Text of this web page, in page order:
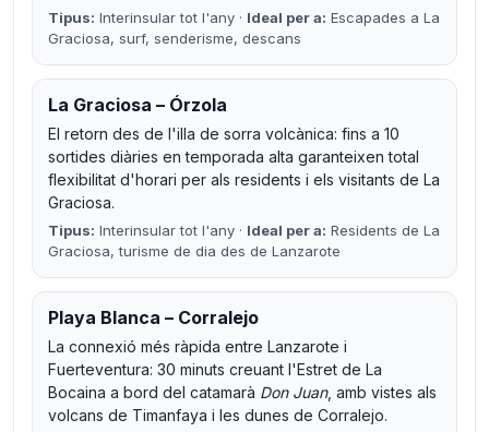
Tipus: Interinsular tot l'any · Ideal per a: Escapades a La
Graciosa, surf, senderisme, descans
La Graciosa – Órzola
El retorn des de l'illa de sorra volcànica: fins a 10
sortides diàries en temporada alta garanteixen total
flexibilitat d'horari per als residents i els visitants de La
Graciosa.
Tipus: Interinsular tot l'any · Ideal per a: Residents de La
Graciosa, turisme de dia des de Lanzarote
Playa Blanca – Corralejo
La connexió més ràpida entre Lanzarote i
Fuerteventura: 30 minuts creuant l'Estret de La
Bocaina a bord del catamarà Don Juan, amb vistes als
volcans de Timanfaya i les dunes de Corralejo.